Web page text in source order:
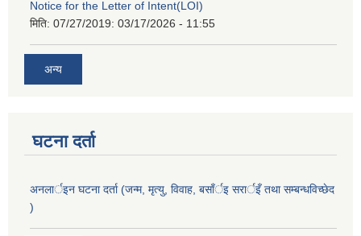
Notice for the Letter of Intent(LOI)
मिति: 07/27/2019: 03/17/2026 - 11:55
अन्य
घटना दर्ता
अनलार्इन घटना दर्ता (जन्म, मृत्यु, विवाह, बसाँर्इ सरार्इँ तथा सम्बन्धविच्छेद
)